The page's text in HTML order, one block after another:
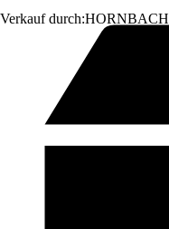
Verkauf durch:HORNBACH